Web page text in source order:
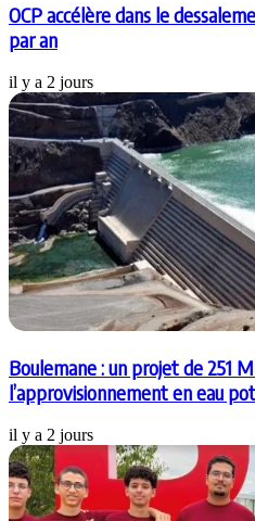
OCP accélère dans le
par an
il y a 2 jours
Boulemane : un projet de 251
l’approvisionnement en eau
il y a 2 jours